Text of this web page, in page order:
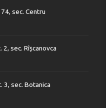
sec. Centru
sec. Rîșcanovca
3, sec. Botanica